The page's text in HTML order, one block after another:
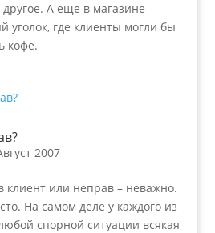
другое. А еще в магазине
уголок, где клиенты могли бы
кофе.
2007
клиент или неправ – неважно.
На самом деле у каждого из
спорной ситуации всякая